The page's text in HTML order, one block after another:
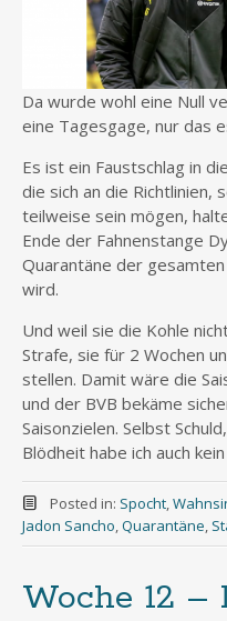
Da wurde wohl eine Null
eine Tagesgage, nur das
Es ist ein Faustschlag in
die sich an die Richtlinien,
teilweise sein mögen,
Ende der Fahnenstange
Quarantäne der
wird.
Und weil sie die Kohle
Strafe, sie für 2 Wochen
stellen. Damit wäre die
und der BVB bekäme
Saisonzielen. Selbst
Blödheit habe ich auch
Posted in: Spocht,
Jadon Sancho Quarantäne
Woche 12 –